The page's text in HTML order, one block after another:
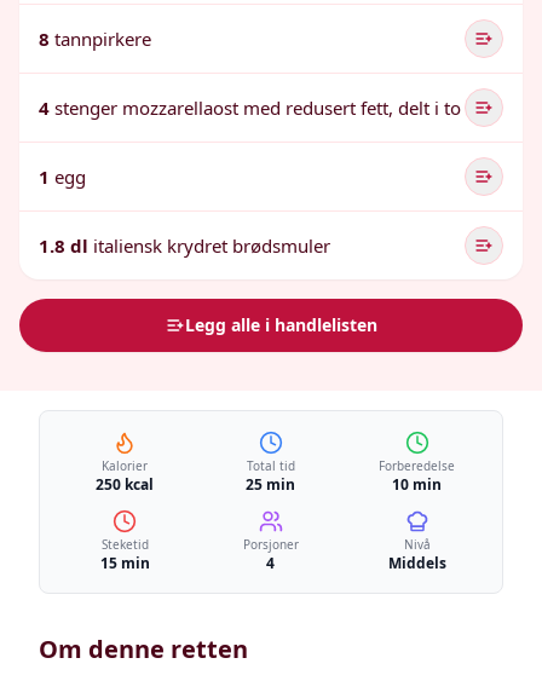
8 tannpirkere
4 stenger mozzarellaost med redusert fett, delt i to
1 egg
1.8 dl italiensk krydret brødsmuler
Legg alle i handlelisten
Kalorier
250 kcal
Total tid
25 min
Forberedelse
10 min
Steketid
15 min
Porsjoner
4
Nivå
Middels
Om denne retten